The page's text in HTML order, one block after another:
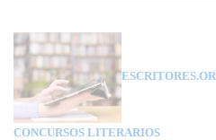
CONCURSOS LITERARIOS